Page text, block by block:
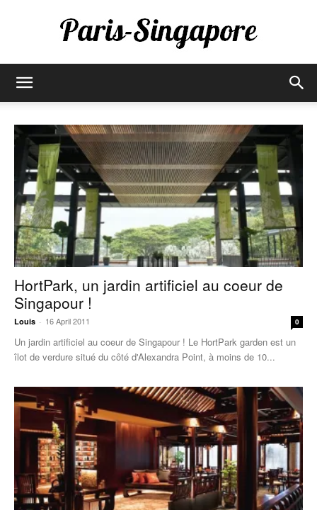
Singapore
HortPark, un jardin artificiel au coeur de
Singapour !
Louis - 16 April 2011 0
Un jardin artificiel au coeur de Singapour ! Le HortPark garden est un
îlot de verdure situé du côté d'Alexandra Point, à moins de 10...